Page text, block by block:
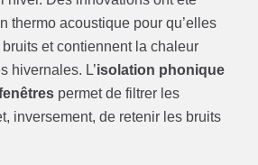
thermo acoustique pour qu’elles
et contiennent la chaleur
hivernales. L’isolation phonique
permet de filtrer les
inversement, de retenir les bruits